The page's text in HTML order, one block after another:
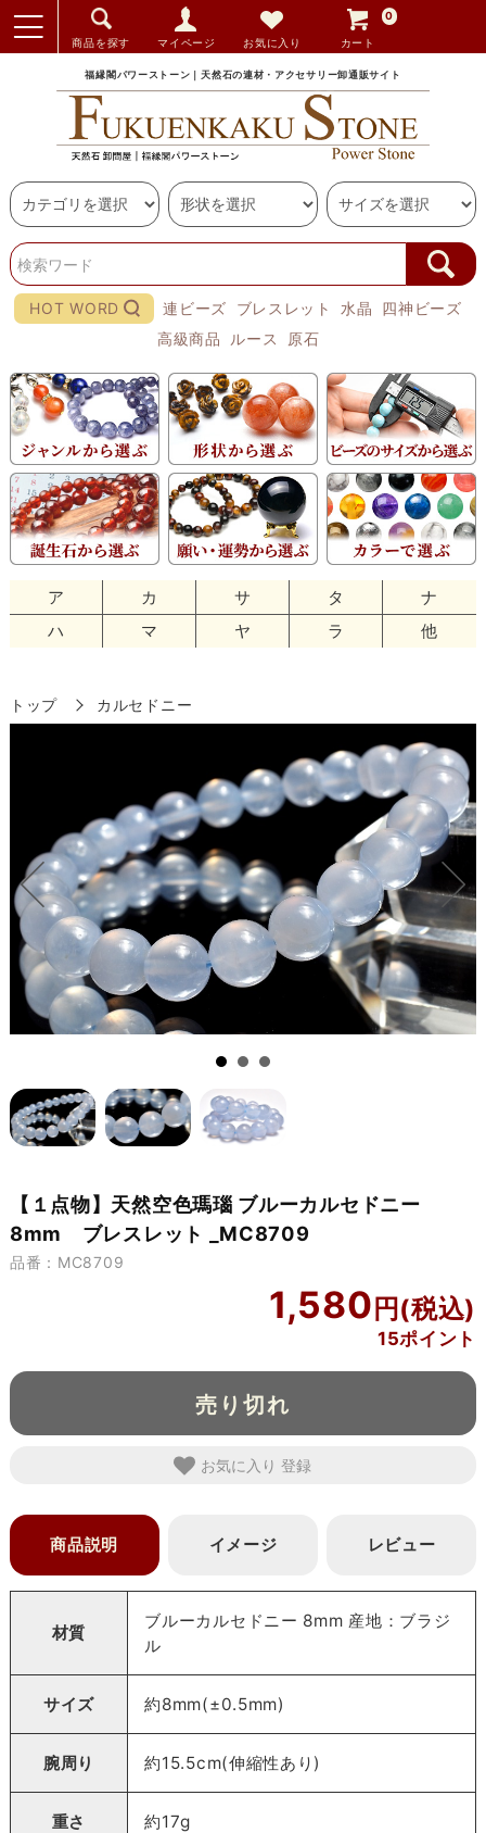
商品を探す マイページ お気に入り カート
0
福縁閣パワーストーン｜天然石の連材・アクセサリー卸通販サイト
HOT WORD 連ビーズ ブレスレット 水晶
四神ビーズ
高級商品
ルース 原石
ア カ サ タ
ナ
ハ
マ ヤ ラ 他
トップ カルセドニー
【１点物】天然空色瑪瑙 ブルーカルセドニー
8mm ブレスレット _MC8709
品番：MC8709
1,580
15ポイント
売り切れ
お気に入り
商品説明 イメージ レビュー
材質
ブルーカルセドニー 8mm 産地：ブラジ
ル
サイズ 約8mm(±0.5mm)
腕周り 約15.5cm(伸縮性あり)
重さ 約17g